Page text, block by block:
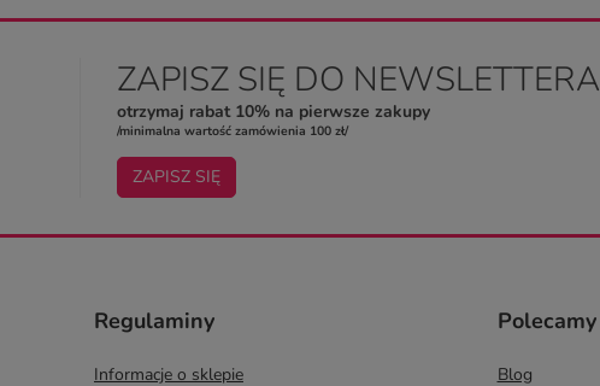
ZAPISZ SIĘ DO NEWSLETTERA
otrzymaj rabat 10% na pierwsze zakupy
/minimalna wartość zamówienia 100 zł/
ZAPISZ SIĘ
Regulaminy
Informacje o sklepie
Polecamy
Blog